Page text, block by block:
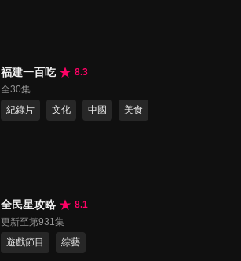
福建一百吃
8.3
全30集
紀錄片
文化 中國 美食
全民星攻略
8.1
更新至第931集
遊戲節目
綜藝